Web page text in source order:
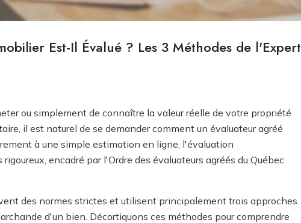
Est-Il Évalué ? Les 3 Méthodes de l'Expert
ou simplement de connaître la valeur réelle de votre propriété
il est naturel de se demander comment un évaluateur agréé
à une simple estimation en ligne, l'évaluation
encadré par l'Ordre des évaluateurs agréés du Québec
des normes strictes et utilisent principalement trois approches
d'un bien. Décortiquons ces méthodes pour comprendre